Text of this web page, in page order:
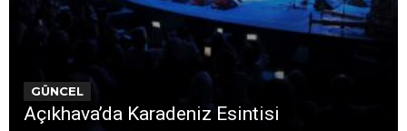
GÜNCEL
Açıkhava’da Karadeniz Esintisi